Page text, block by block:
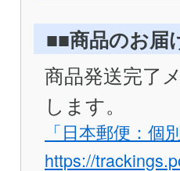
■■商品のお届
商品発送完了
します。
「日本郵便：個
https://